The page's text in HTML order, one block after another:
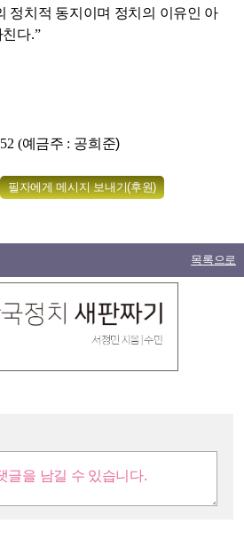
정치적 동지이며 정치의 이유인 아
친다.”
(예금주 : 공희준)
필자에게 메시지 보내기(후원)
목록으로